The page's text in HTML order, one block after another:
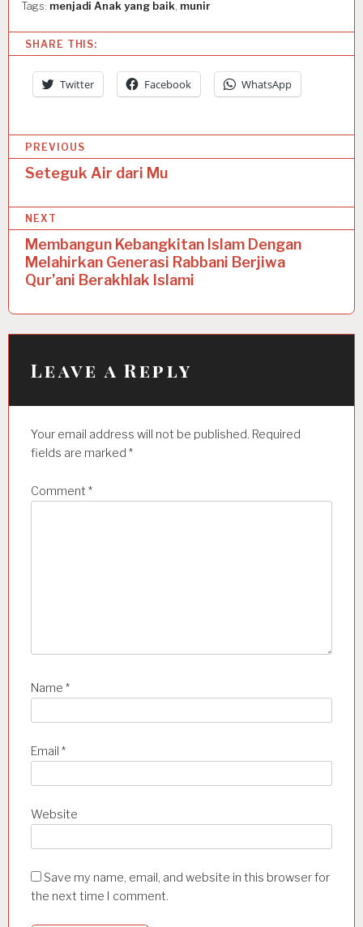
Tags: menjadi Anak yang baik munir
SHARE THIS:
Twitter Facebook WhatsApp
o
s
t
n
v
i
t
PREVIOUS
Seteguk Air dari Mu
NEXT
Membangun Kebangkitan Islam Dengan
Melahirkan Generasi Rabbani Berjiwa
Qur’ani Berakhlak Islami
Leave a Reply
Your email address will not be published. Required
fields are marked *
Comment *
Name *
Email *
Website
Save my name, email, and website in this browser for
the next time I comment.